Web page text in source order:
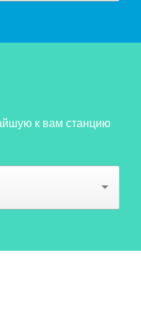
к вам станцию